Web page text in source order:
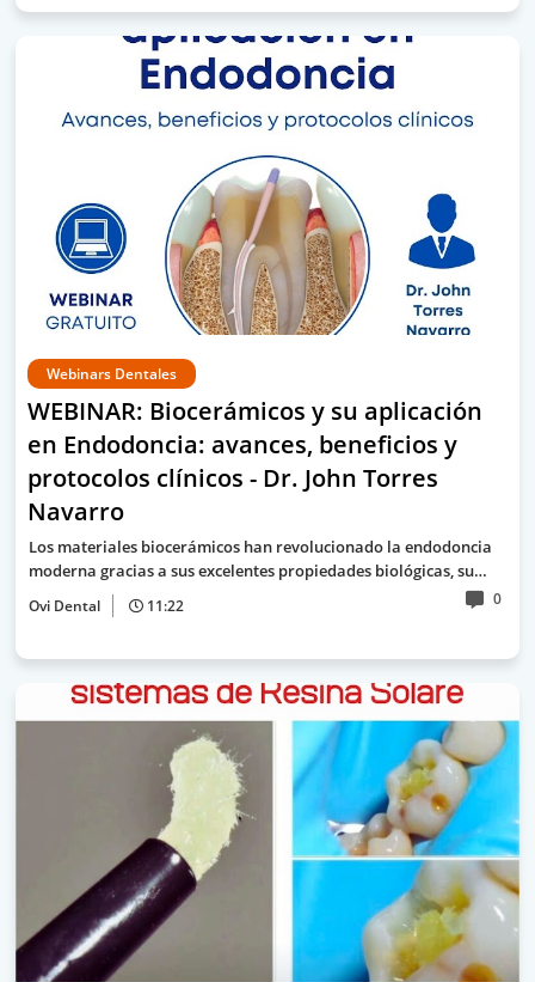
Webinars Dentales
WEBINAR: Biocerámicos y su aplicación
en Endodoncia: avances, beneficios y
protocolos clínicos - Dr. John Torres
Navarro
Los materiales biocerámicos han revolucionado la endodoncia
moderna gracias a sus excelentes propiedades biológicas, su…
Ovi Dental 11:22 0